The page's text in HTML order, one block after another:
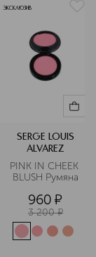
и упаковках,
пудры,
и многое
материалы для
в
проектах.
ЭКСКЛЮЗИВ
SERGE LOUIS
ALVAREZ
PINK IN CHEEK
BLUSH Румяна
960 ¤
3 200 ¤